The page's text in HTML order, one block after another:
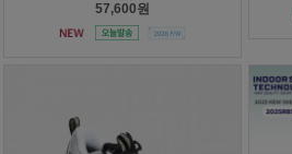
57,600원